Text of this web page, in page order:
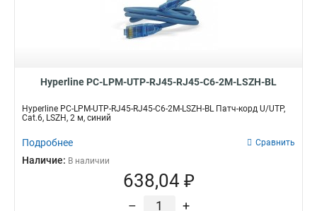
Hyperline PC-LPM-UTP-RJ45-RJ45-C6-2M-LSZH-BL
Hyperline PC-LPM-UTP-RJ45-RJ45-C6-2M-LSZH-BL Патч-корд U/UTP,
Cat.6, LSZH, 2 м, синий
Подробнее Сравнить
Наличие: В наличии
638,04 ₽
– +